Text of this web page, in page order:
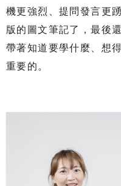
機更強烈、提問發言更
版的圖文筆記了，最後
帶著知道要學什麼、想
重要的。